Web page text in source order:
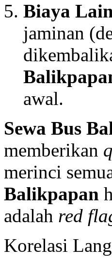
Biaya
jaminan
awal.
Sewa Bus
memberikan
merinci
Balikpapan
adalah red
Korelasi